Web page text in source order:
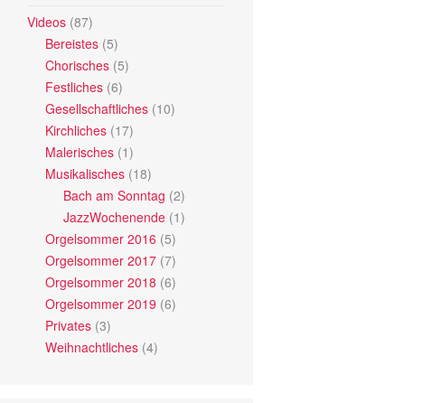
Videos(87)
Bereistes(5)
Chorisches(5)
Festliches(6)
Gesellschaftliches(10)
Kirchliches(17)
Malerisches(1)
Musikalisches(18)
Bach am Sonntag (2)
JazzWochenende(1)
Orgelsommer 2016 (5)
Orgelsommer 2017(7)
Orgelsommer 2018 (6)
Orgelsommer 2019 (6)
Privates(3)
Weihnachtliches(4)